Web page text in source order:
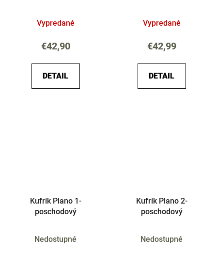
Vypredané
€42,90
DETAIL
Vypredané
€42,99
DETAIL
Kufrík Plano 1-
poschodový
Nedostupné
Kufrík Plano 2-
poschodový
Nedostupné